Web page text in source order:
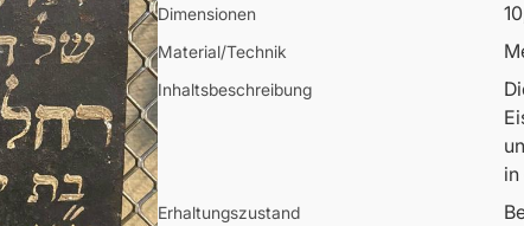
Dimensionen
Material/Technik
Inhaltsbeschreibung
Erhaltungszustand